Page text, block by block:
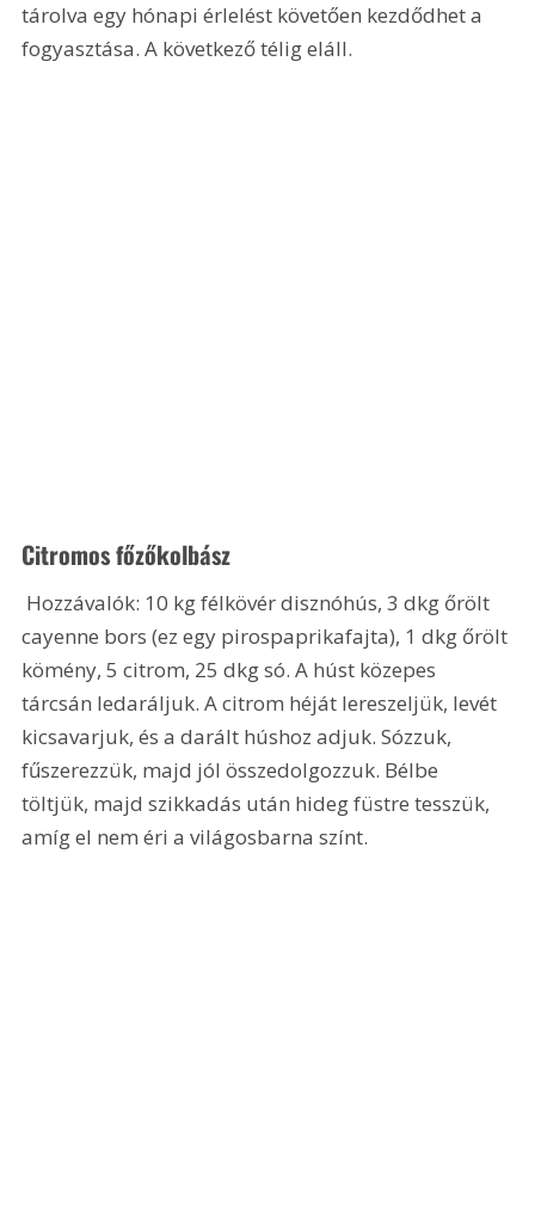
tárolva egy hónapi érlelést követően kezdődhet a
fogyasztása. A következő télig eláll.
Citromos főzőkolbász
cayenne bors (ez egy pirospaprikafajta), 1 dkg őrölt
kömény, 5 citrom, 25 dkg só. A húst közepes
tárcsán ledaráljuk. A citrom héját lereszeljük, levét
kicsavarjuk, és a darált húshoz adjuk. Sózzuk,
fűszerezzük, majd jól összedolgozzuk. Bélbe
töltjük, majd szikkadás után hideg füstre tesszük,
amíg el nem éri a világosbarna színt.